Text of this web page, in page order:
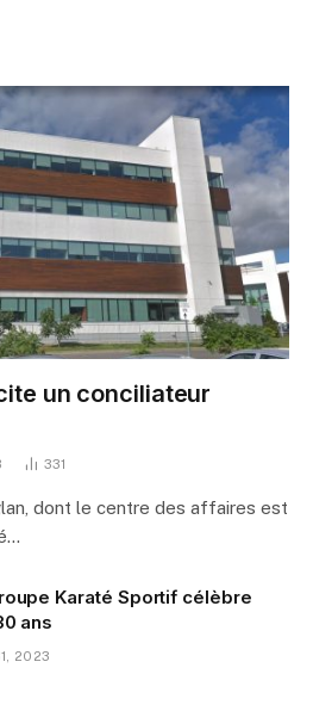
un conciliateur
331
dont le centre des affaires est
Karaté Sportif célèbre
ans
2023